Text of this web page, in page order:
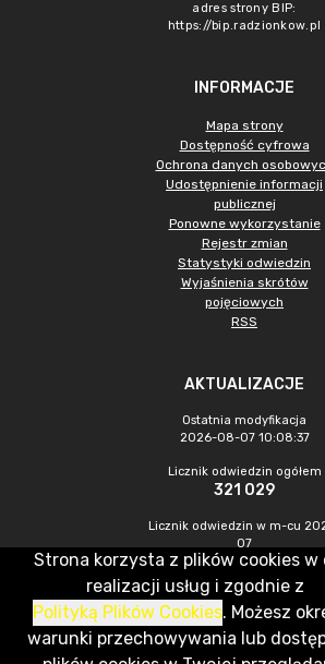
adres strony BIP:
https://bip.radzionkow.pl
INFORMACJE
Mapa strony
Dostępność cyfrowa
Ochrona danych
Udostępnienie informacji
publicznej
Ponowne wykorzystanie
Rejestr zmian
Statystyki odwiedzin
Wyjaśnienia skrótów
pojęciowych
RSS
AKTUALIZACJE
Ostatnia modyfikacja
2026-08-07 10:08:37
Licznik odwiedzin ogółem
321 029
Licznik odwiedzin w m-cu
07
1 088
CMS & Hosting: Nefeni Sp. z o.o.
Strona korzysta z plików cookies w
realizacji usług i zgodnie z
Polityką Plików Cookies. Możesz
warunki przechowywania lub